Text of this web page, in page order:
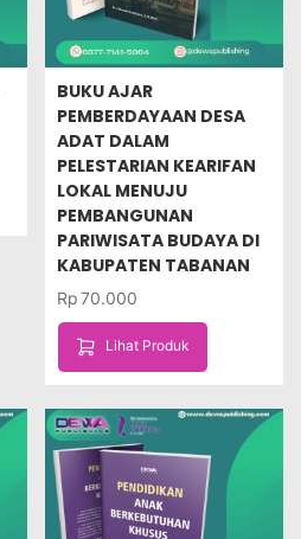
BUKU AJAR
PEMBERDAYAAN DESA
ADAT DALAM
PELESTARIAN KEARIFAN
LOKAL MENUJU
PEMBANGUNAN
PARIWISATA BUDAYA DI
KABUPATEN TABANAN
Rp70.000
Lihat Produk